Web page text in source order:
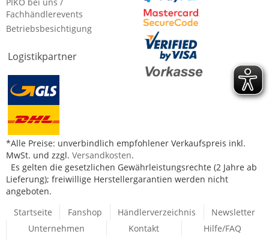
Fachhändlerevents
Betriebsbesichtigung
Logistikpartner
*Alle Preise: unverbindlich empfohlener Verkaufspreis inkl.
MwSt. und zzgl. Versandkosten.
Es gelten die gesetzlichen Gewährleistungsrechte (2 Jahre ab
Lieferung); freiwillige Herstellergarantien werden nicht
angeboten.
Startseite
Fanshop Händlerverzeichnis
Newsletter
Unternehmen
Kontakt
Hilfe/FAQ